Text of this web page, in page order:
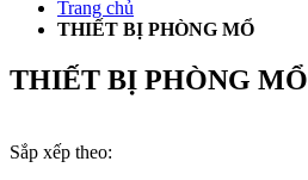
Trang chủ
THIẾT BỊ PHÒNG MỔ
THIẾT BỊ PHÒNG MỔ
Sắp xếp theo: